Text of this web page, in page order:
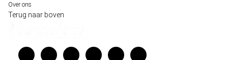
Over ons
Terug naar boven